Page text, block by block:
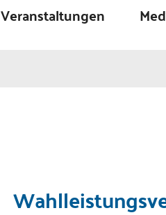
Veranstaltungen